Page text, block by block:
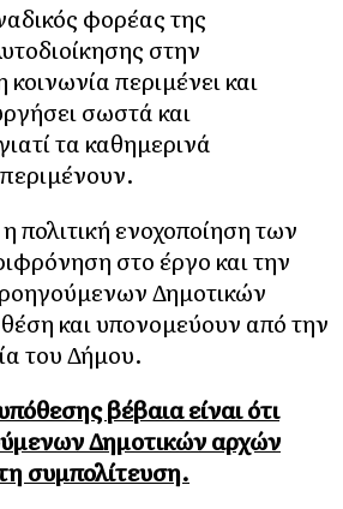
φορέας της
στην
περιμένει και
σωστά και
τα καθημερινά
πολιτική ενοχοποίηση των
στο έργο και την
Δημοτικών
και υπονομεύουν από την
του Δήμου.
βέβαια είναι ότι
Δημοτικών αρχών
συμπολίτευση.